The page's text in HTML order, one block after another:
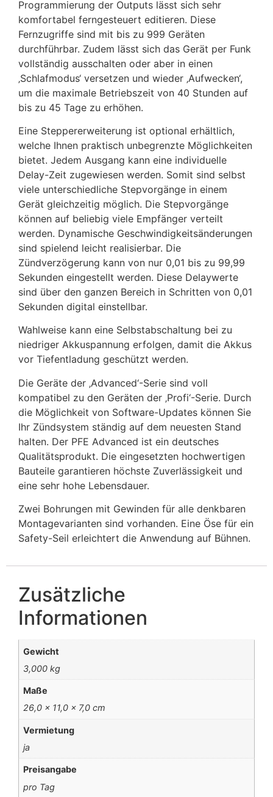
Programmierung der Outputs lässt sich sehr
komfortabel ferngesteuert editieren. Diese
Fernzugriffe sind mit bis zu 999 Geräten
durchführbar. Zudem lässt sich das Gerät per Funk
vollständig ausschalten oder aber in einen
‚Schlafmodus‘ versetzen und wieder ‚Aufwecken‘,
um die maximale Betriebszeit von 40 Stunden auf
bis zu 45 Tage zu erhöhen.
Eine Steppererweiterung ist optional erhältlich,
welche Ihnen praktisch unbegrenzte Möglichkeiten
bietet. Jedem Ausgang kann eine individuelle
Delay-Zeit zugewiesen werden. Somit sind selbst
viele unterschiedliche Stepvorgänge in einem
Gerät gleichzeitig möglich. Die Stepvorgänge
können auf beliebig viele Empfänger verteilt
werden. Dynamische Geschwindigkeitsänderungen
sind spielend leicht realisierbar. Die
Zündverzögerung kann von nur 0,01 bis zu 99,99
Sekunden eingestellt werden. Diese Delaywerte
sind über den ganzen Bereich in Schritten von 0,01
Sekunden digital einstellbar.
Wahlweise kann eine Selbstabschaltung bei zu
niedriger Akkuspannung erfolgen, damit die Akkus
vor Tiefentladung geschützt werden.
Die Geräte der ‚Advanced‘-Serie sind voll
kompatibel zu den Geräten der ‚Profi‘-Serie. Durch
die Möglichkeit von Software-Updates können Sie
Ihr Zündsystem ständig auf dem neuesten Stand
halten. Der PFE Advanced ist ein deutsches
Qualitätsprodukt. Die eingesetzten hochwertigen
Bauteile garantieren höchste Zuverlässigkeit und
eine sehr hohe Lebensdauer.
Zwei Bohrungen mit Gewinden für alle denkbaren
Montagevarianten sind vorhanden. Eine Öse für ein
Safety-Seil erleichtert die Anwendung auf Bühnen.
Zusätzliche
Informationen
Gewicht
3,000 kg
Maße
26,0 × 11,0 × 7,0 cm
Vermietung
ja
Preisangabe
pro Tag